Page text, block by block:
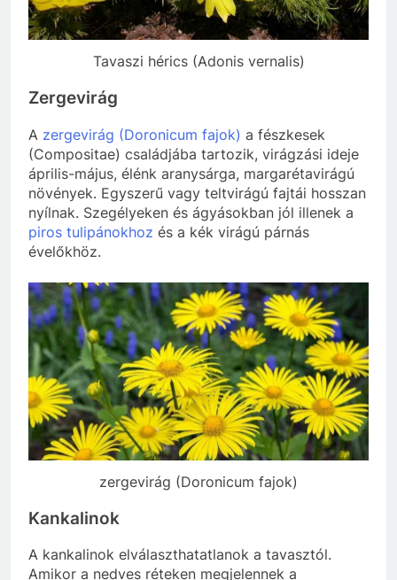
Tavaszi hérics (Adonis vernalis)
Zergevirág
A zergevirág (Doronicum fajok) a fészkesek
(Compositae) családjába tartozik, virágzási ideje
április-május, élénk aranysárga, margarétavirágú
növények. Egyszerű vagy teltvirágú fajtái hosszan
nyílnak. Szegélyeken és ágyásokban jól illenek a
piros tulipánokhoz és a kék virágú párnás
évelőkhöz.
zergevirág (Doronicum fajok)
Kankalinok
A kankalinok elválaszthatatlanok a tavasztól.
Amikor a nedves réteken megjelennek a